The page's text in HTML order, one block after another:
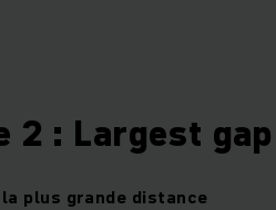
2 : Largest gap
plus grande distance